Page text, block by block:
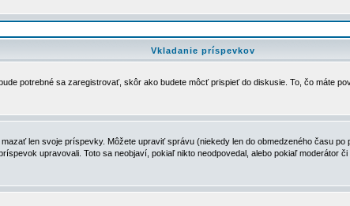
Vkladanie príspevkov
potrebné sa zaregistrovať, skôr ako budete môcť prispieť do diskusie. To, čo máte
len svoje príspevky. Môžete upraviť správu (niekedy len do obmedzeného času
upravovali. Toto sa neobjaví, pokiaľ nikto neodpovedal, alebo pokiaľ moderátor